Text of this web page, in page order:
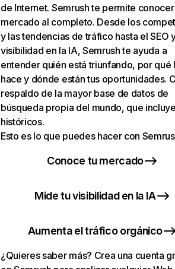
de Internet. Semrush te permite
mercado al completo. Desde los
y las tendencias de tráfico hasta el SEO
visibilidad en la IA, Semrush te ayuda a
entender quién está triunfando, por qué
hace y dónde están tus oportunidades.
respaldo de la mayor base de datos de
búsqueda propia del mundo, que
históricos.
Esto es lo que puedes hacer con
Conoce tu mercado
Mide tu visibilidad en la IA
Aumenta el tráfico orgánico
¿Quieres saber más? Crea una cuenta